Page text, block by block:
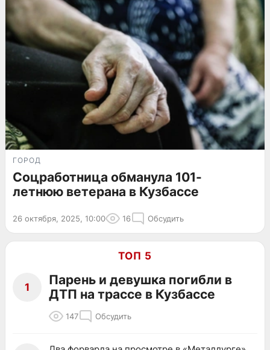
ГОРОД
Соцработница обманула 101-
летнюю ветерана в Кузбассе
26 октября, 2025, 10:00 16 Обсудить
ТОП 5
1
Парень и девушка погибли в
ДТП на трассе в Кузбассе
147 Обсудить